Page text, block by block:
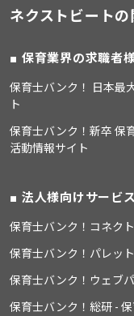
ネクストビート
保育業界の求職者
保育士バンク！ 日本最
ト
保育士バンク！新卒 保
活動情報サイト
法人様向けサービス
保育士バンク！コネク
保育士バンク！パレッ
保育士バンク！ウェブ
保育士バンク！総研 -